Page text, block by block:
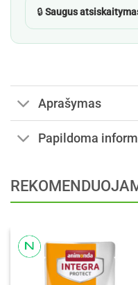
🔒Saugus
Aprašymas
Papildoma